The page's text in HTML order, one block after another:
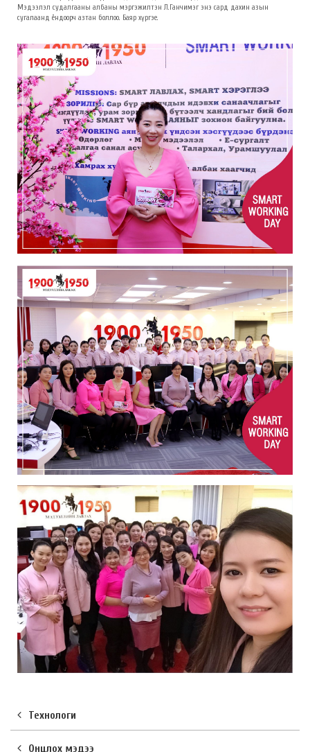
Мэдээлэл судалгааны албаны мэргэжилтэн Л.Ганчимэг энэ сард дахин азын
сугалаанд ёндоорч азтан боллоо. Баяр хүргэе.
Технологи
Онцлох мэдээ